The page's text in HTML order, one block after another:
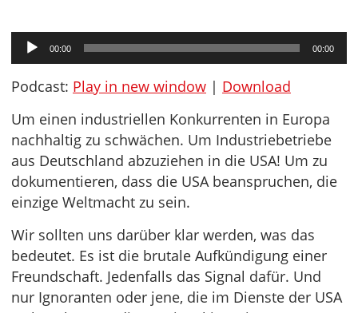
Audio-
Player
00:00 00:00
Podcast: Play in new window | Download
Um einen industriellen Konkurrenten in Europa
nachhaltig zu schwächen. Um Industriebetriebe
aus Deutschland abzuziehen in die USA! Um zu
dokumentieren, dass die USA beanspruchen, die
einzige Weltmacht zu sein.
Wir sollten uns darüber klar werden, was das
bedeutet. Es ist die brutale Aufkündigung einer
Freundschaft. Jedenfalls das Signal dafür. Und
nur Ignoranten oder jene, die im Dienste der USA